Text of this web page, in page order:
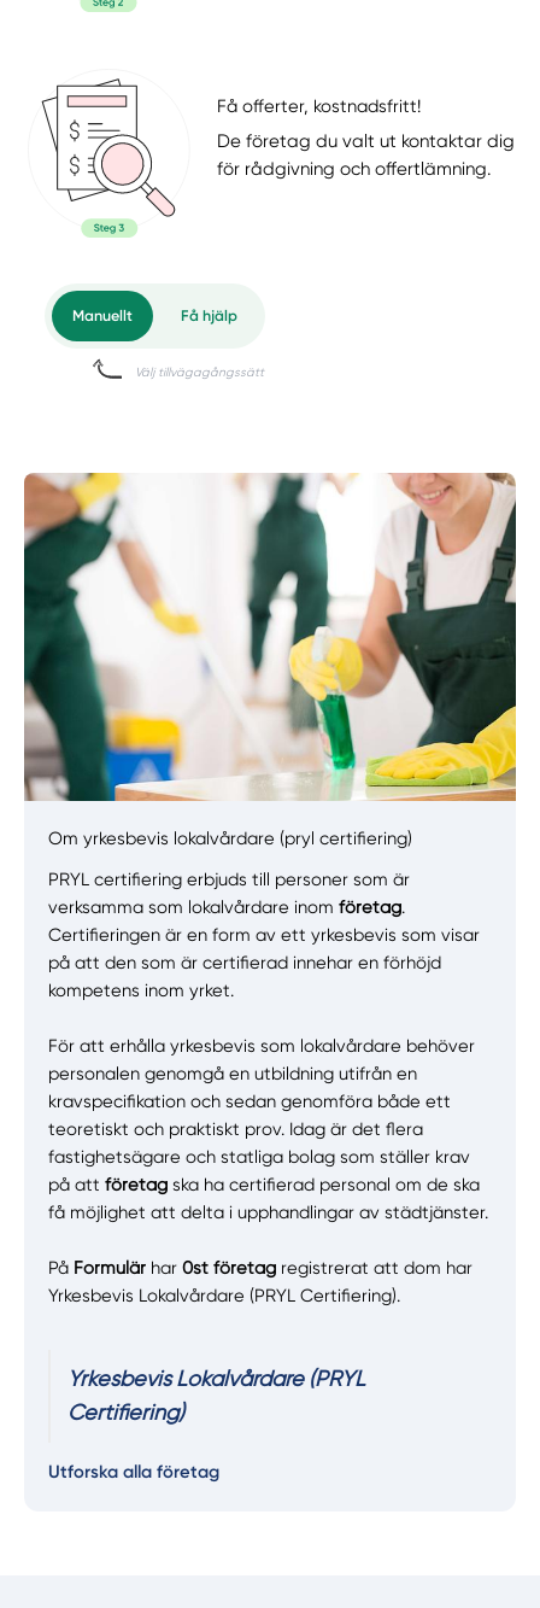
Få offerter, kostnadsfritt!
De företag du valt ut kontaktar dig
för rådgivning och offertlämning.
Manuellt Få hjälp
Välj tillvägagångssätt
Om yrkesbevis lokalvårdare (pryl certifiering)
PRYL certifiering erbjuds till personer som är
verksamma som lokalvårdare inomföretag.
Certifieringen är en form av ett yrkesbevis som visar
på att den som är certifierad innehar en förhöjd
kompetens inom yrket.
För att erhålla yrkesbevis som lokalvårdare behöver
personalen genomgå en utbildning utifrån en
kravspecifikation och sedan genomföra både ett
teoretiskt och praktiskt prov. Idag är det flera
fastighetsägare och statliga bolag som ställer krav
på attföretag ska ha certifierad personal om de ska
få möjlighet att delta i upphandlingar av städtjänster.
På Formulär har0st företag registrerat att dom har
Yrkesbevis Lokalvårdare (PRYL Certifiering).
Yrkesbevis Lokalvårdare (PRYL
Certifiering)
Utforska alla företag